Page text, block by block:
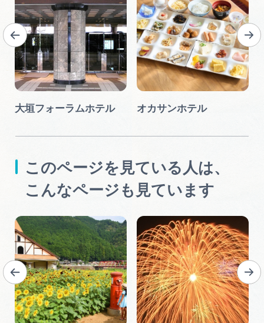
大垣フォーラムホテル オカサンホテル
このページを見ている人は、
こんなページも見ています